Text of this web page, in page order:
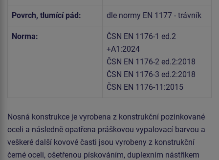
Povrch, tlumící pád: dle normy EN 1177 - trávník
Norma:
ČSN EN 1176-1 ed.2
+A1:2024
ČSN EN 1176-2 ed.2:2018
ČSN EN 1176-3 ed.2:2018
ČSN EN 1176-11:2015
Nosná konstrukce je vyrobena z konstrukční pozinkované
oceli a následně opatřena práškovou vypalovací barvou a
veškeré další kovové časti jsou vyrobeny z konstrukční
černé oceli, ošetřenou pískováním, duplexním nástřikem